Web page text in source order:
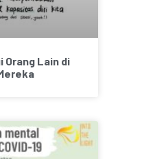
Orang Lain di